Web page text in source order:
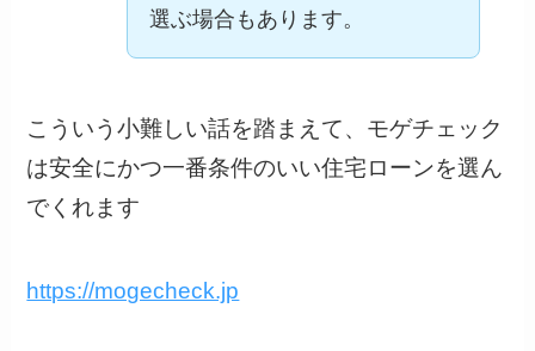
選ぶ場合もあります。
こういう小難しい話を踏まえて、モゲチェック
は安全にかつ一番条件のいい住宅ローンを選ん
でくれます
https://mogecheck.jp